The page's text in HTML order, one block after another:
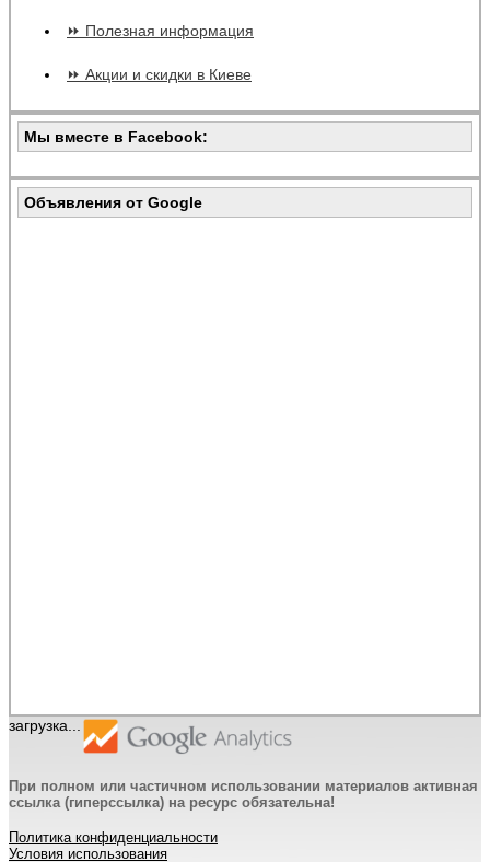
⏩ Полезная информация
⏩ Акции и скидки в Киеве
Мы вместе в Facebook:
Объявления от Google
загрузка...
При полном или частичном использовании материалов активная
ссылка (гиперссылка) на ресурс обязательна!
Политика конфиденциальности
Условия использования